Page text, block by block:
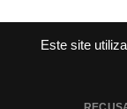
Este site